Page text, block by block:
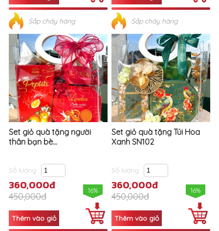
Sắp cháy hàng Sắp cháy hàng
Set giỏ quà tặng người
thân bạn bè...
Số lượng
360,000đ
450,000đ
16%
Set giỏ quà tặng Túi Hoa
Xanh SN102
Số lượng
360,000đ
450,000đ
16%